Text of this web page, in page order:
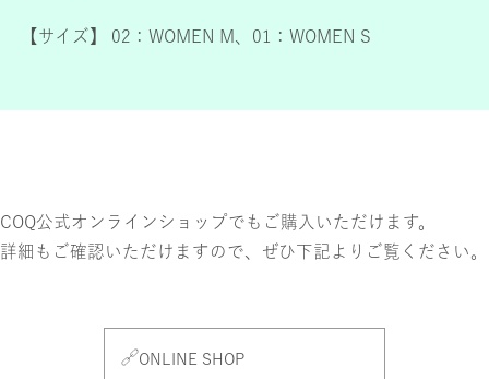
【サイズ】 02：WOMEN M、01：WOMEN S
COQ公式オンラインショップでもご購入いただけます。
詳細もご確認いただけますので、ぜひ下記よりご覧ください。
ONLINE SHOP